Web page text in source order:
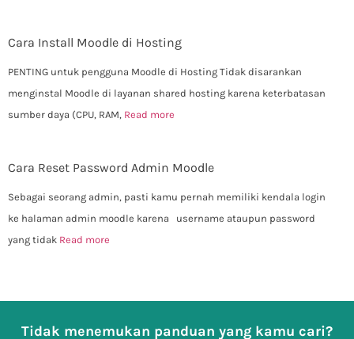
Cara Install Moodle di Hosting
PENTING untuk pengguna Moodle di Hosting Tidak disarankan
menginstal Moodle di layanan shared hosting karena keterbatasan
sumber daya (CPU, RAM, Read more
Cara Reset Password Admin Moodle
Sebagai seorang admin, pasti kamu pernah memiliki kendala login
ke halaman admin moodle karena username ataupun password
yang tidak Read more
Tidak menemukan panduan yang kamu cari?